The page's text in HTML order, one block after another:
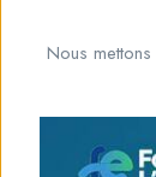
Buddy
Nous